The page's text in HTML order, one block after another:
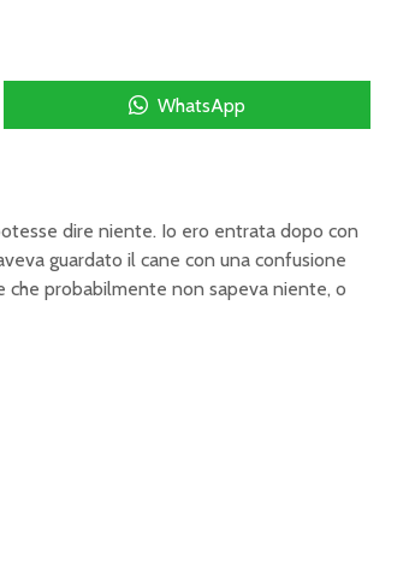
WhatsApp
dire niente. Io ero entrata dopo con
guardato il cane con una confusione
che probabilmente non sapeva niente, o